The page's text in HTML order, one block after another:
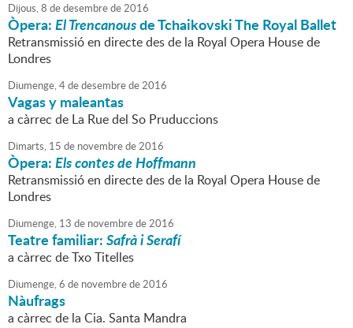
Dijous,8 dedesembrede2016
Òpera:El Trencanousde Tchaikovski The Royal Ballet
Retransmissió en directe des de la Royal Opera House de
Londres
Diumenge,4dedesembrede2016
Vagas y maleantas
a càrrec de La Rue del So Pruduccions
Dimarts, 15 de novembrede2016
Òpera:Els contes de Hoffmann
Retransmissió en directe des de la Royal Opera House de
Londres
Diumenge, 13 de novembrede2016
Teatre familiar:Safrà i Serafí
a càrrec de Txo Titelles
Diumenge,6 de novembrede2016
Nàufrags
a càrrec de la Cia. Santa Mandra